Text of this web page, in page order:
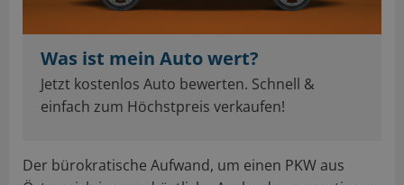
Was ist mein Auto wert?
Jetzt kostenlos Auto bewerten. Schnell &
einfach zum Höchstpreis verkaufen!
Der bürokratische Aufwand, um einen PKW aus